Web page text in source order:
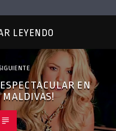
LEYENDO
EN
MALDIVAS!